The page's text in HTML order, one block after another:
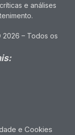
e análises
2026 – Todos os
e Cookies